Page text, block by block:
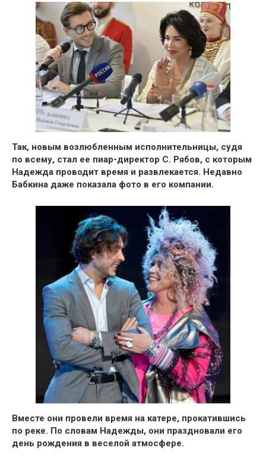
Так, новым возлюбленным исполнительницы, судя
по всему, стал ее пиар-директор С. Рябов, с которым
Надежда проводит время и развлекается. Недавно
Бабкина даже показала фото в его компании.
Вместе они провели время на катере, прокатившись
по реке. По словам Надежды, они праздновали его
день рождения в веселой атмосфере.